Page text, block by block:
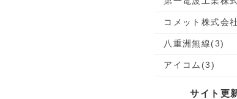
コメット株式会社
八重洲無線(3)
アイコム (3)
サイト更